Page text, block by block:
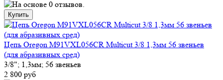
Цепь Oregon M91VXL056CR Multicut 3/8 1,3мм 56 звеньев
(для абразивных сред)
3/8"; 1,3мм; 56 звеньев
2 800 руб